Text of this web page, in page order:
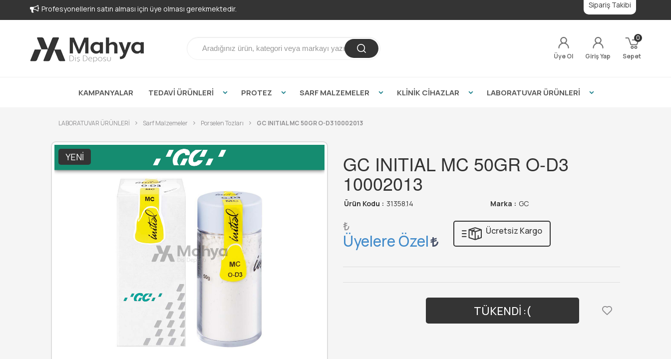
Profesyonellerin satın alması için üye olması gerekmektedir. Sipariş Takibi
Üye Ol Giriş Yap Sepet
0
KAMPANYALAR TEDAVİ ÜRÜNLERİ PROTEZ SARF MALZEMELER KLİNİK CİHAZLAR LABORATUVAR ÜRÜNLERİ
LABORATUVAR ÜRÜNLERİ Sarf Malzemeler Porselen Tozları GC INITIAL MC 50GR O-D3 10002013
YENI GC INITIAL MC 50GR O-D3
10002013
Ürün Kodu : 31358.14 Marka : GC
₺
Üyelere Özel
Ücretsiz Kargo
TÜKENDİ :(